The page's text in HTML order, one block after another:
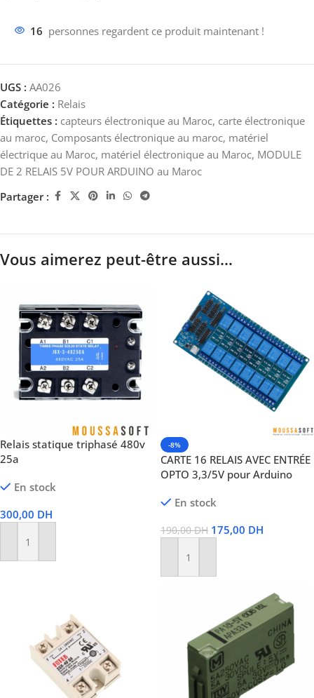
16 personnes regardent ce produit maintenant !
UGS : AA026
Catégorie : Relais
Étiquettes : capteurs électronique au Maroc, carte électronique
au maroc, Composants électronique au maroc, matériel
électrique au Maroc, matériel électronique au Maroc, MODULE
DE 2 RELAIS 5V POUR ARDUINO au Maroc
Partager :
Vous aimerez peut-être aussi…
Relais statique triphasé 480v
25a
En stock
300,00 DH
Ajouter Au Panier
-8%
CARTE 16 RELAIS AVEC ENTRÉE
OPTO 3,3/5V pour Arduino
En stock
190,00DH 175,00 DH
Ajouter Au Panier